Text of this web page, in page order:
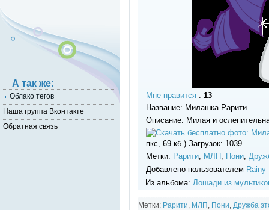
Мне нравится : 13
Название: Милашка Рарити.
Описание: Милая и
пкс, 69 кб ) Загрузок: 1039
Метки: Рарити, МЛП , Пони,
Добавлено пользователем Rainy
Из альбома: Лошади из
Метки: Рарити МЛП Пони Дружба
А так же:
Облако тегов
Наша группа Вконтакте
Обратная связь